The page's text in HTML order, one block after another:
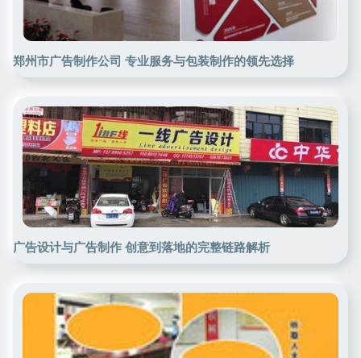
郑州市广告制作公司 专业服务与包装制作的领先选择
广告设计与广告制作 创意到落地的完整链路解析